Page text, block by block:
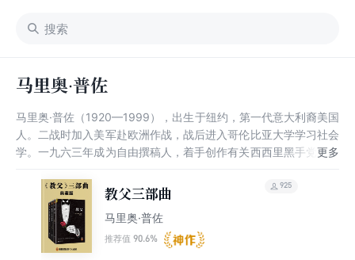
马里奥·普佐
马里奥·普佐（1920—1999），出生于纽约，第一代意大利裔美国
人。二战时加入美军赴欧洲作战，战后进入哥伦比亚大学学习社会
学。一九六三年成为自由撰稿人，着手创作有关西西里黑手党的小
他作品，如《西西里人》和《拒绝作证》等也都登上了《纽约时
报》畅销书排行榜。《家族》为其临终遗作。
教父三部曲
马里奥·普佐
推荐值 90.6%
925